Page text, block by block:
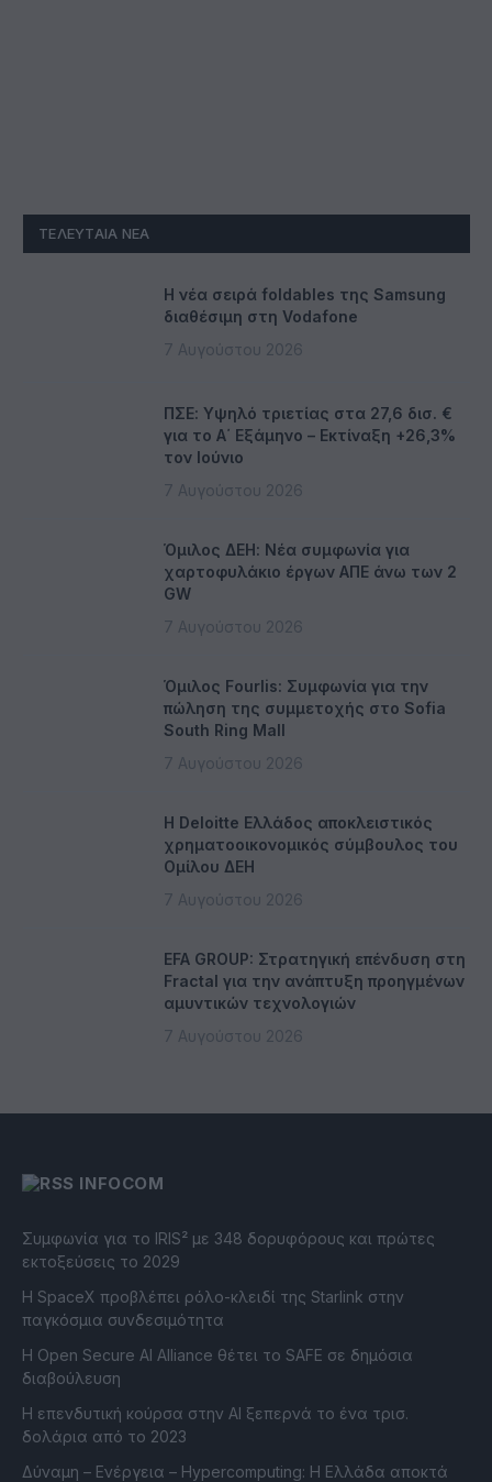
ΤΕΛΕΥΤΑΊΑ ΝΈΑ
Η νέα σειρά foldables της Samsung
διαθέσιμη στη Vodafone
7 Αυγούστου 2026
ΠΣΕ: Υψηλό τριετίας στα 27,6 δισ. €
για το Α΄ Εξάμηνο – Εκτίναξη +26,3%
τον Ιούνιο
7 Αυγούστου 2026
Όμιλος ΔΕΗ: Νέα συμφωνία για
χαρτοφυλάκιο έργων ΑΠΕ άνω των 2
GW
7 Αυγούστου 2026
Όμιλος Fourlis: Συμφωνία για την
πώληση της συμμετοχής στο Sofia
South Ring Mall
7 Αυγούστου 2026
Η Deloitte Ελλάδος αποκλειστικός
χρηματοοικονομικός σύμβουλος του
Ομίλου ΔΕΗ
7 Αυγούστου 2026
EFA GROUP: Στρατηγική επένδυση στη
Fractal για την ανάπτυξη προηγμένων
αμυντικών τεχνολογιών
7 Αυγούστου 2026
INFOCOM
Συμφωνία για το IRIS² με 348 δορυφόρους και πρώτες
εκτοξεύσεις το 2029
Η SpaceX προβλέπει ρόλο-κλειδί της Starlink στην
παγκόσμια συνδεσιμότητα
Η Open Secure AI Alliance θέτει το SAFE σε δημόσια
διαβούλευση
Η επενδυτική κούρσα στην AI ξεπερνά το ένα τρισ.
δολάρια από το 2023
Δύναμη – Ενέργεια – Ηypercomputing: Η Ελλάδα αποκτά